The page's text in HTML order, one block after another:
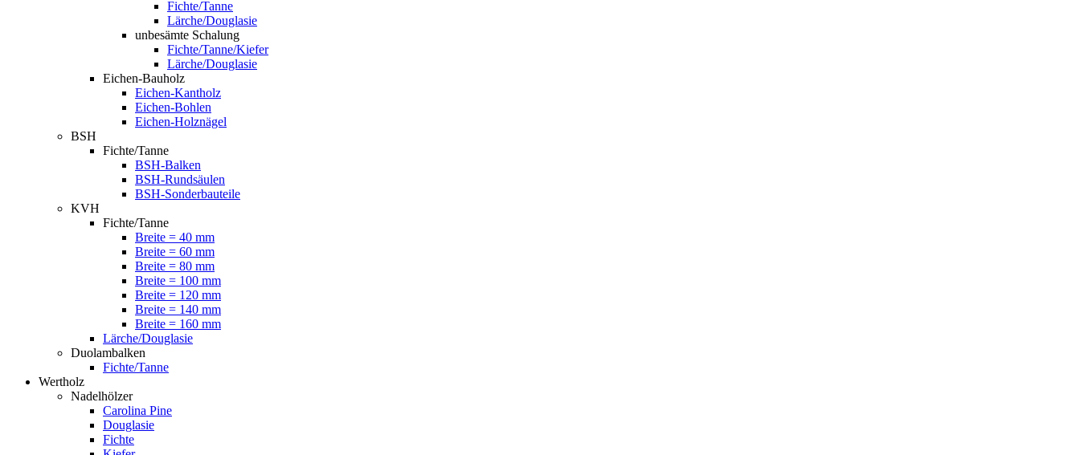
Fichte/Tanne
Lärche/Douglasie
unbesämte Schalung
Fichte/Tanne/Kiefer
Lärche/Douglasie
Eichen-Bauholz
Eichen-Kantholz
Eichen-Bohlen
Eichen-Holznägel
BSH
Fichte/Tanne
BSH-Balken
BSH-Rundsäulen
BSH-Sonderbauteile
KVH
Fichte/Tanne
Breite = 40 mm
Breite = 60 mm
Breite = 80 mm
Breite = 100 mm
Breite = 120 mm
Breite = 140 mm
Breite = 160 mm
Lärche/Douglasie
Duolambalken
Fichte/Tanne
Wertholz
Nadelhölzer
Carolina Pine
Douglasie
Fichte